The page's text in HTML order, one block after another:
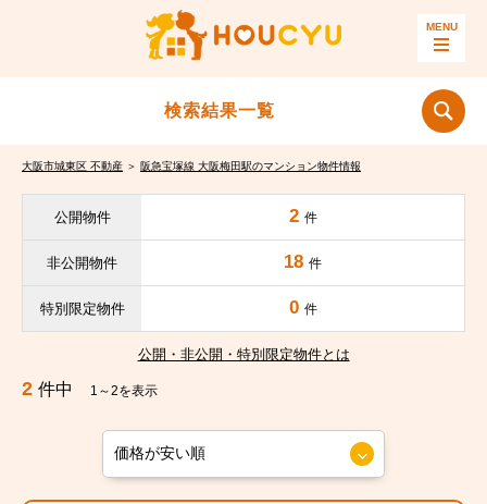
検索結果一覧
大阪市城東区 不動産 ＞ 阪急宝塚線 大阪梅田駅のマンション物件情報
公開物件 2 件
非公開物件 18 件
特別限定物件 0 件
公開・非公開・特別限定物件とは
2 件中 1～2を表示